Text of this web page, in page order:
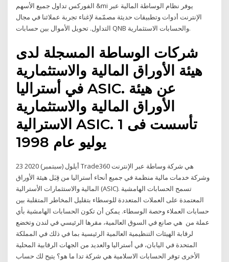
الفوركس تداول جميع الأسهم &mi يوفر نظام الوساطة المالية عبر
الإنترنت أدوات وتطبيقات حديثة مصمّمة لإغناء تجربة عملائنا في مجال
التداول. تحويل الأموال بين حسابات QNB والحسابات الاستثمارية.
شركات الوساطة المسجلة لدى
هيئة الأوراق المالية والاستثمارية
في أستراليا ASIC. عن هيئة
الأوراق المالية والاستثمارية
الاسترالية ASIC. تأسست فى 1
23 أيلول (سبتمبر) 2020 Trade360 هي شركة وساطة عبر الإنترنت
وشركة خدمات مالية منظمة في جميع أنحاء أستراليا من قِبَل هيئة الأوراق
المالية والاستثمارات الأسترالية (ASIC). تسمح الحسابات الهامشية
المعتمدة على العملات المتعددة للوسطاء بتقليل المخاطر المتقلبة بين
حسابات العملاء وحصة الوسطاء. يمكن أن تكون الحسابات الهامشية بأي
عملة من هي صانع في السوق العالمية، مقرها الرئيسي في لندن وتخضع
لرقابة الهيئات التنظيمية العالمية الرئيسية بما في ذلك في المملكة
المتحدة في اليابان، في أستراليا والعديد من الجهات الرقابية المحلية
الأخرى توفر الحسابات الاسلامية هي شركة تدا ​​ما هو؟ يتيح لك حساب